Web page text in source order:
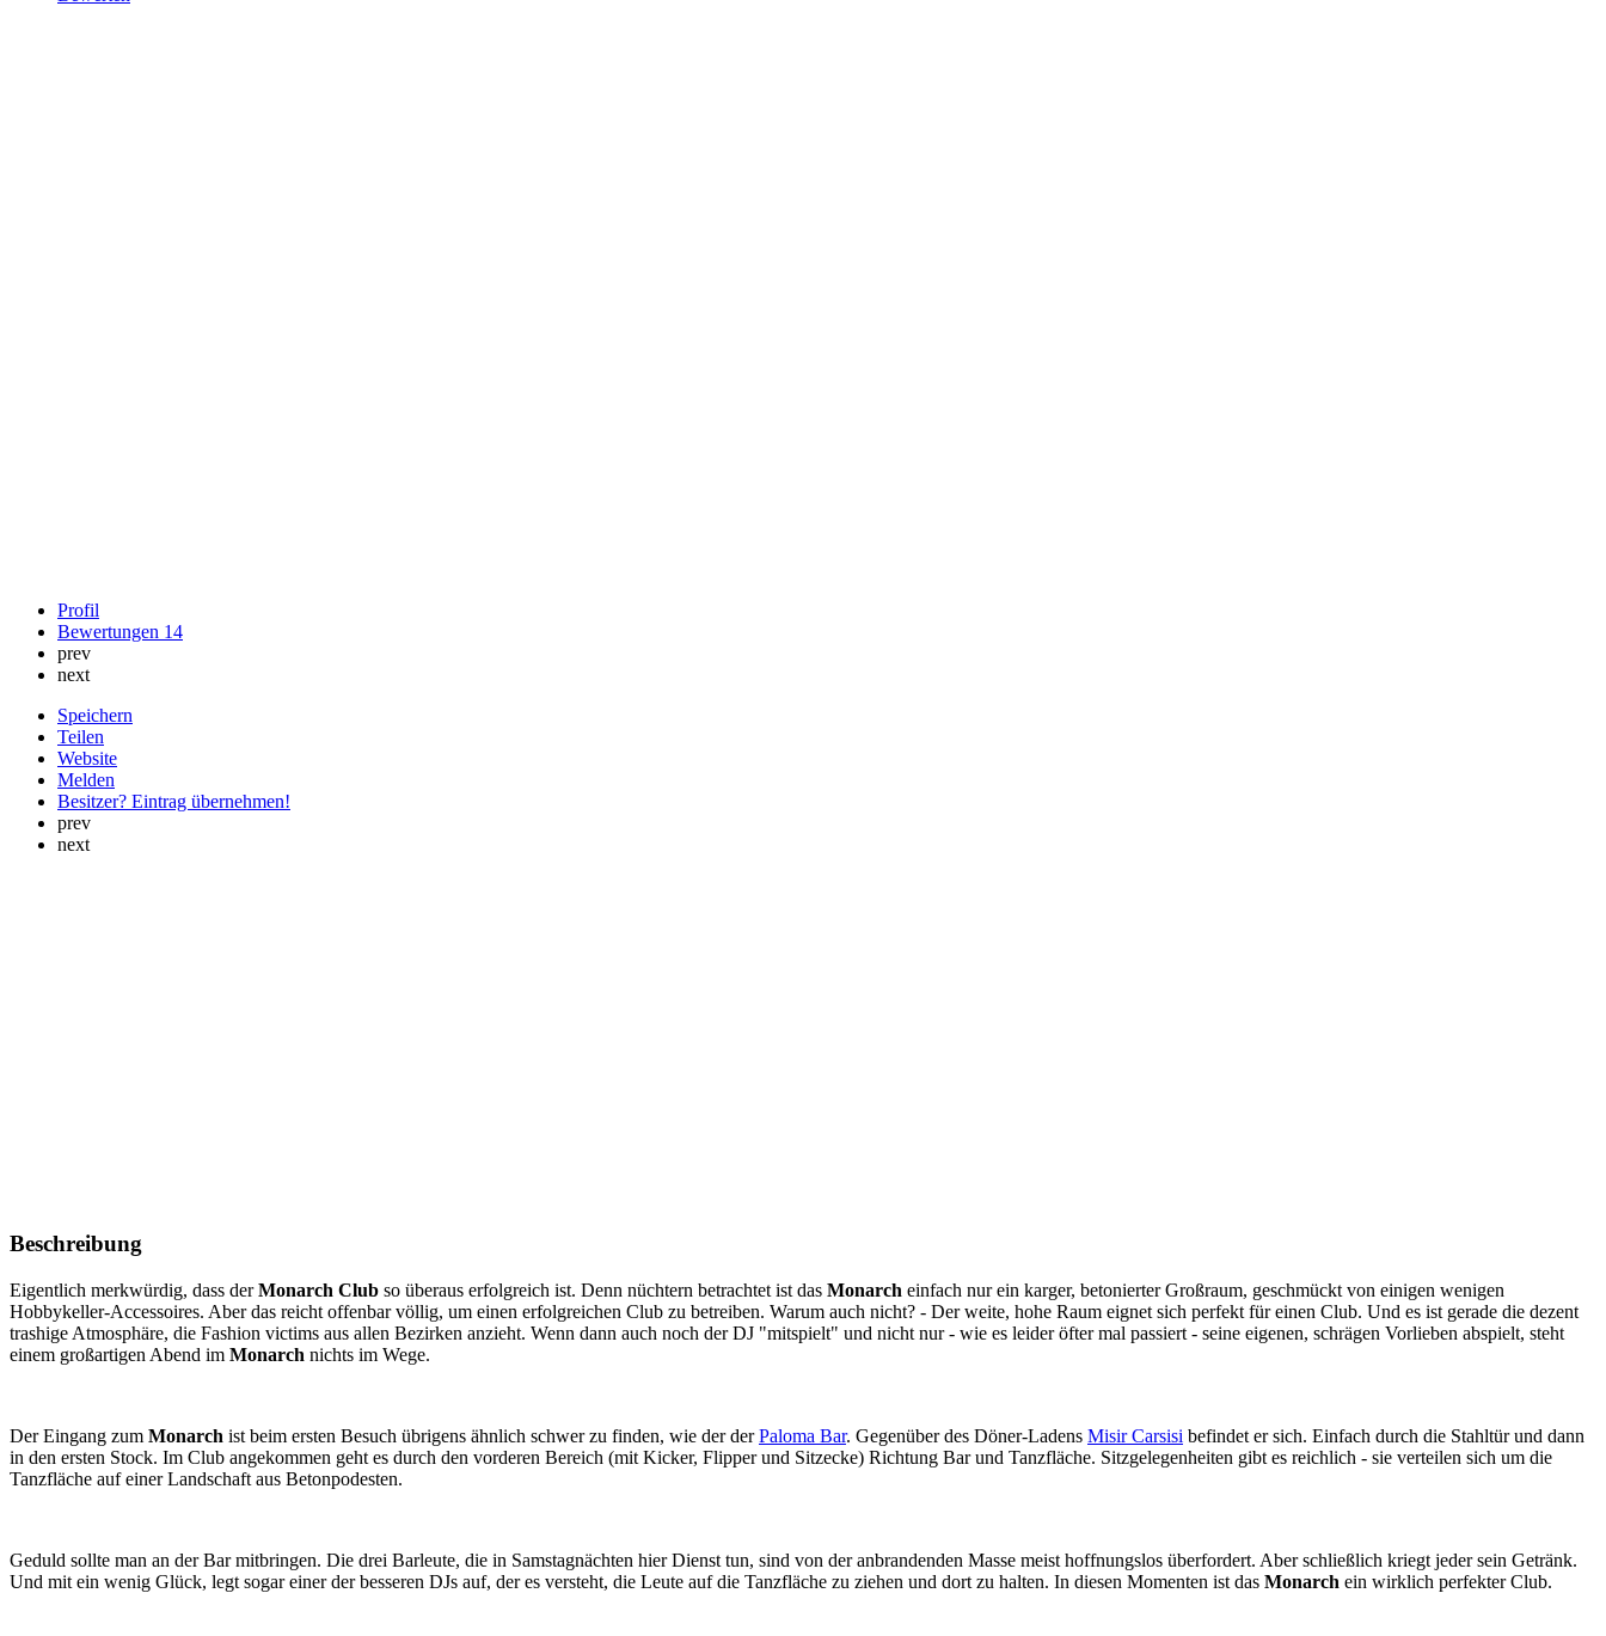
Profil
Bewertungen 14
prev
next
Speichern
Teilen
Website
Melden
Besitzer? Eintrag übernehmen!
prev
next
Beschreibung
Eigentlich merkwürdig, dass derMonarch Club so überaus erfolgreich ist. Denn nüchtern betrachtet ist das Monarch einfach nur ein karger, betonierter Großraum, geschmückt von einigen wenigen
Hobbykeller-Accessoires. Aber das reicht offenbar völlig, um einen erfolgreichen Club zu betreiben. Warum auch nicht? - Der weite, hohe Raum eignet sich perfekt für einen Club. Und es ist gerade die dezent
trashige Atmosphäre, die Fashion victims aus allen Bezirken anzieht. Wenn dann auch noch der DJ "mitspielt" und nicht nur - wie es leider öfter mal passiert - seine eigenen, schrägen Vorlieben abspielt, steht
einem großartigen Abend im Monarch nichts im Wege.
Der Eingang zum Monarch ist beim ersten Besuch übrigens ähnlich schwer zu finden, wie der derPaloma Bar. Gegenüber des Döner-Ladens Misir Carsisi befindet er sich. Einfach durch die Stahltür und dann
in den ersten Stock. Im Club angekommen geht es durch den vorderen Bereich (mit Kicker, Flipper und Sitzecke) Richtung Bar und Tanzfläche. Sitzgelegenheiten gibt es reichlich - sie verteilen sich um die
Tanzfläche auf einer Landschaft aus Betonpodesten.
Geduld sollte man an der Bar mitbringen. Die drei Barleute, die in Samstagnächten hier Dienst tun, sind von der anbrandenden Masse meist hoffnungslos überfordert. Aber schließlich kriegt jeder sein Getränk.
Und mit ein wenig Glück, legt sogar einer der besseren DJs auf, der es versteht, die Leute auf die Tanzfläche zu ziehen und dort zu halten. In diesen Momenten ist das Monarch ein wirklich perfekter Club.